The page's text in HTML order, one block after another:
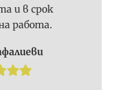
и в срок
работа.